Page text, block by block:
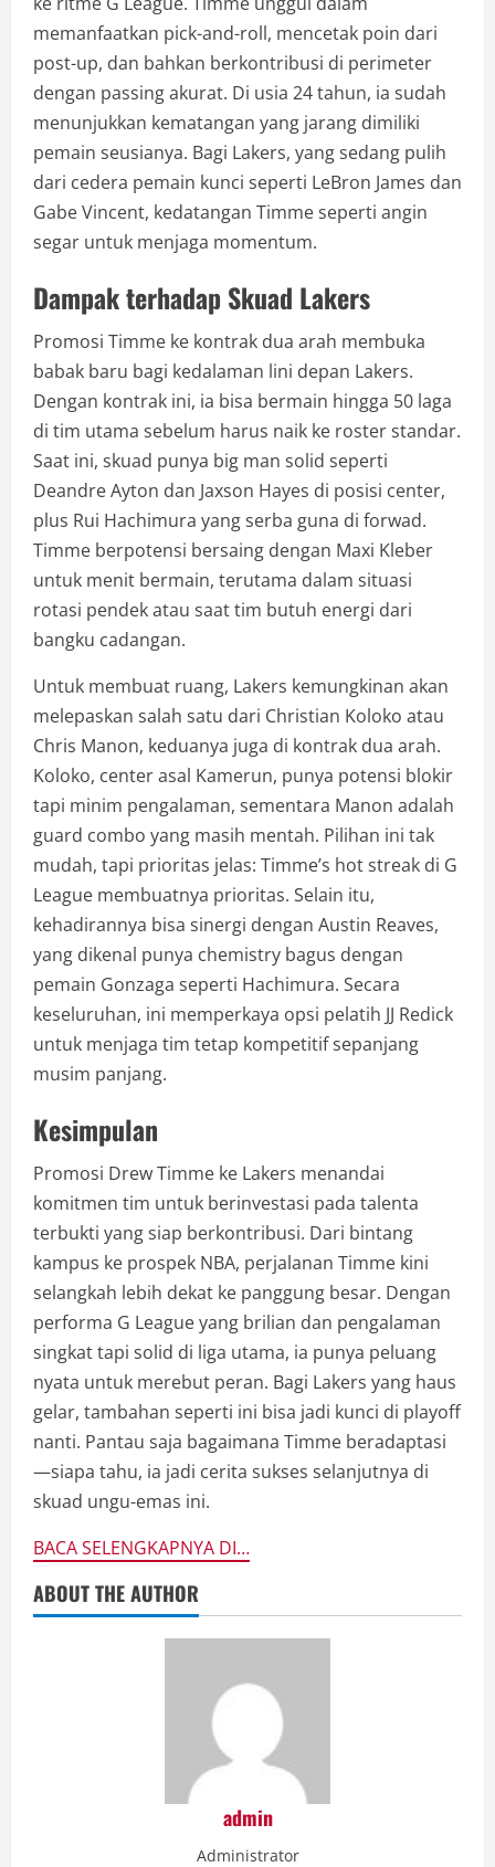
memanfaatkan pick-and-roll, mencetak poin dari
post-up, dan bahkan berkontribusi di perimeter
dengan passing akurat. Di usia 24 tahun, ia sudah
menunjukkan kematangan yang jarang dimiliki
pemain seusianya. Bagi Lakers, yang sedang pulih
dari cedera pemain kunci seperti LeBron James dan
Gabe Vincent, kedatangan Timme seperti angin
segar untuk menjaga momentum.
Dampak terhadap Skuad Lakers
Promosi Timme ke kontrak dua arah membuka
babak baru bagi kedalaman lini depan Lakers.
Dengan kontrak ini, ia bisa bermain hingga 50 laga
di tim utama sebelum harus naik ke roster standar.
Saat ini, skuad punya big man solid seperti
Deandre Ayton dan Jaxson Hayes di posisi center,
plus Rui Hachimura yang serba guna di forwad.
Timme berpotensi bersaing dengan Maxi Kleber
untuk menit bermain, terutama dalam situasi
rotasi pendek atau saat tim butuh energi dari
bangku cadangan.
Untuk membuat ruang, Lakers kemungkinan akan
melepaskan salah satu dari Christian Koloko atau
Chris Manon, keduanya juga di kontrak dua arah.
Koloko, center asal Kamerun, punya potensi blokir
tapi minim pengalaman, sementara Manon adalah
guard combo yang masih mentah. Pilihan ini tak
mudah, tapi prioritas jelas: Timme’s hot streak di G
League membuatnya prioritas. Selain itu,
kehadirannya bisa sinergi dengan Austin Reaves,
yang dikenal punya chemistry bagus dengan
pemain Gonzaga seperti Hachimura. Secara
keseluruhan, ini memperkaya opsi pelatih JJ Redick
untuk menjaga tim tetap kompetitif sepanjang
musim panjang.
Kesimpulan
Promosi Drew Timme ke Lakers menandai
komitmen tim untuk berinvestasi pada talenta
terbukti yang siap berkontribusi. Dari bintang
kampus ke prospek NBA, perjalanan Timme kini
selangkah lebih dekat ke panggung besar. Dengan
performa G League yang brilian dan pengalaman
singkat tapi solid di liga utama, ia punya peluang
nyata untuk merebut peran. Bagi Lakers yang haus
gelar, tambahan seperti ini bisa jadi kunci di playoff
nanti. Pantau saja bagaimana Timme beradaptasi
—siapa tahu, ia jadi cerita sukses selanjutnya di
skuad ungu-emas ini.
BACA SELENGKAPNYA DI…
ABOUT THE AUTHOR
admin
Administrator